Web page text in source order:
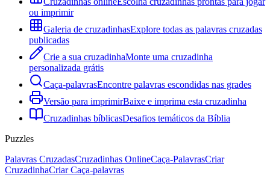
ou imprimir
Galeria de cruzadinhasExplore todas as palavras cruzadas
publicadas
Crie a sua cruzadinhaMonte uma cruzadinha
personalizada grátis
Caça-palavrasEncontre palavras escondidas nas grades
Versão para imprimirBaixe e imprima esta cruzadinha
Cruzadinhas bíblicasDesafios temáticos da Bíblia
Puzzles
Palavras CruzadasCruzadinhas OnlineCaça-PalavrasCriar
CruzadinhaCriar Caça-palavras